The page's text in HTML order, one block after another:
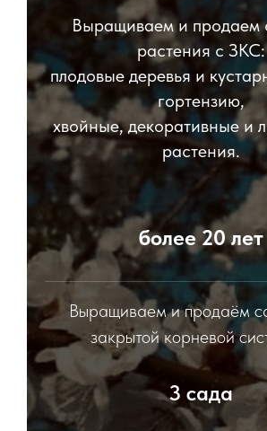
Выращиваем и продаем
растения с ЗКС:
плодовые деревья и
гортензию,
хвойные, декоративные и
растения.
более 20 лет
Выращиваем и продаём
закрытой корневой
3 сада